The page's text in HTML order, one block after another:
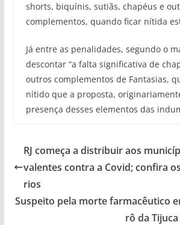
shorts, biquínis, sutiãs, chapéus e
complementos, quando ficar nítida
Já entre as penalidades, segundo o
descontar “a falta significativa de
outros complementos de Fantasias,
nítido que a proposta,
presença desses elementos das
RJ começa a distribuir aos
valentes contra a Covid; confira
rios
Suspeito pela morte farmacêutico
rô da